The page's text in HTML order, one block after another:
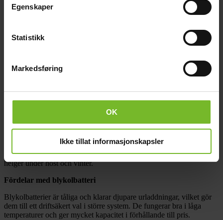
Egenskaper
Statistikk
Markedsføring
OK
Ikke tillat informasjonskapsler
Teknisk data
Frågor och svar
Beskrivning
Detta paket är ett bra val för dig som behöver mer lagringskapacitet i
lösning som klarar mer kontinuerlig användning i ditt fritidshus.
Den stora batteribanken ger goda möjligheter att lagra energi och
använda den över tid, t.ex veckovis under vår och sommar och
helger under höst och vinter.
Fördelar med blykolbatteri
Blykolbatterier är tåliga och klarar djupare urladdningar, vilket gör
dem till ett driftsäkert val i större system. De fungerar bra i låga
temperaturer och ger mycket kapacitet i förhållande till pris.